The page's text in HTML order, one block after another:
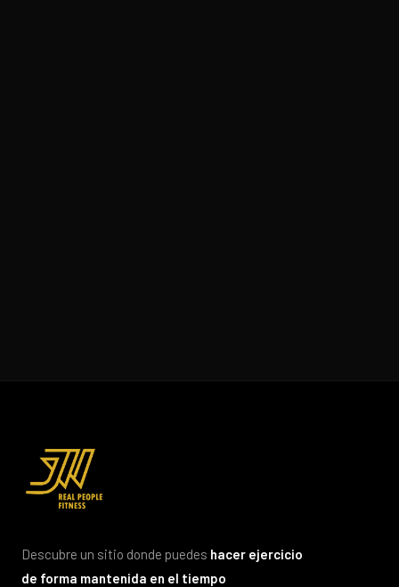
Descubre un sitio donde puedes hacer ejercicio
de forma mantenida en el tiempo